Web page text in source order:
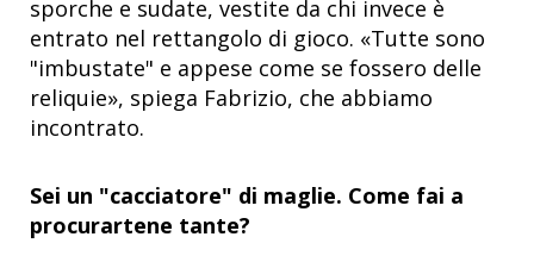
sporche e sudate, vestite da chi invece è
entrato nel rettangolo di gioco. «Tutte sono
"imbustate" e appese come se fossero delle
reliquie», spiega Fabrizio, che abbiamo
incontrato.
Sei un "cacciatore" di maglie. Come fai a
procurartene tante?